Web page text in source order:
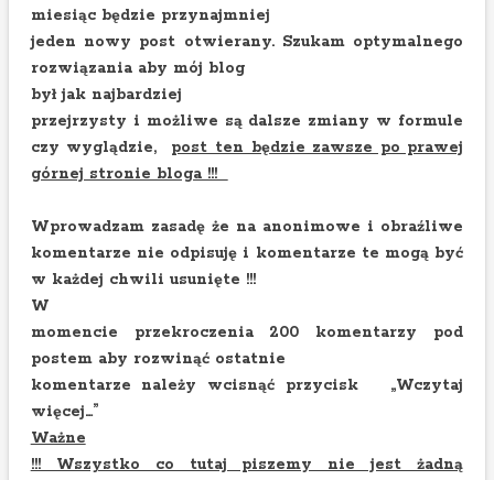
miesiąc będzie przynajmniej
jeden nowy post otwierany. Szukam optymalnego
rozwiązania aby mój blog
był jak najbardziej
przejrzysty i możliwe są dalsze zmiany w formule
czy wyglądzie, post ten będzie zawsze po prawej
górnej stronie bloga !!!
Wprowadzam zasadę że na anonimowe i obraźliwe
komentarze nie odpisuję i komentarze te mogą być
w każdej chwili usunięte !!!
W
momencie przekroczenia 200 komentarzy pod
postem aby rozwinąć ostatnie
komentarze należy wcisnąć przycisk „Wczytaj
więcej…”
Ważne
!!! Wszystko co tutaj piszemy nie jest żadną